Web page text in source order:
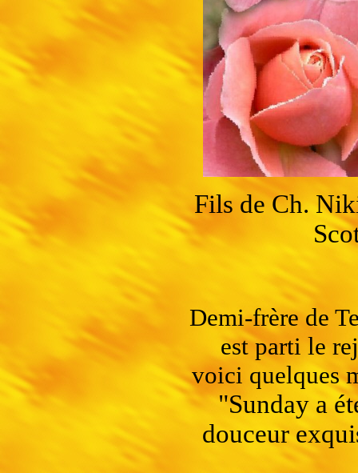
Fils de Ch.
Demi-frère de
est parti le
voici quelques
"Sunday a
douceur